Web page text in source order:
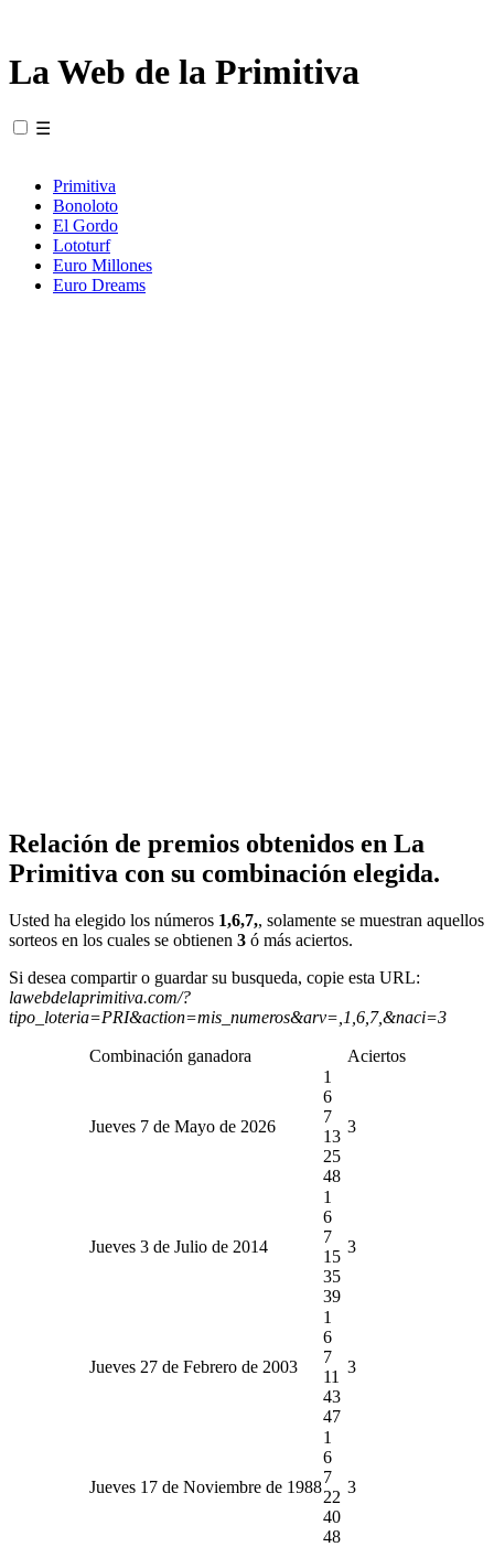
La Web de la Primitiva
☰
Primitiva
Bonoloto
El Gordo
Lototurf
Euro Millones
Euro Dreams
Relación de premios obtenidos en La
Primitiva con su combinación elegida.
Usted ha elegido los números 1,6,7,, solamente se muestran aquellos
sorteos en los cuales se obtienen 3 ó más aciertos.
Si desea compartir o guardar su busqueda, copie esta URL:
lawebdelaprimitiva.com/?
tipo_loteria=PRI&action=mis_numeros&arv=,1,6,7,&naci=3
Combinación ganadora Aciertos
Jueves 7 de Mayo de 2026
1
6
7
13
25
48
3
Jueves 3 de Julio de 2014
1
6
7
15
35
39
3
Jueves 27 de Febrero de 2003
1
6
7
11
43
47
3
Jueves 17 de Noviembre de 1988
1
6
7
22
40
48
3